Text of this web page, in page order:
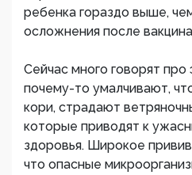
ребенка гораздо выше,
осложнения после
Сейчас много говорят
почему-то умалчивают,
кори, страдают
которые приводят к
здоровья. Широкое
что опасные